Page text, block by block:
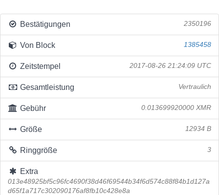
Bestätigungen 2350196
Von Block 1385458
Zeitstempel 2017-08-26 21:24:09 UTC
Gesamtleistung Vertraulich
Gebühr 0.013699920000 XMR
Größe 12934 B
Ringgröße 3
Extra
013e48925bf5c96fc4690f38d46f69544b34f6d574c88f84b1d127a
d65f1a717c302090176af8fb10c428e8a